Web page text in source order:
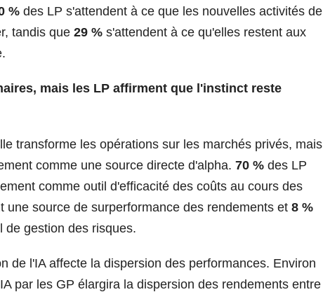
% des LP s'attendent à ce que les nouvelles activités de
tandis que 29 % s'attendent à ce qu'elles restent aux
mais les LP affirment que l'instinct reste
transforme les opérations sur les marchés privés, mais
comme une source directe d'alpha. 70 % des LP
comme outil d'efficacité des coûts au cours des
une source de surperformance des rendements et 8 %
de gestion des risques.
de l'IA affecte la dispersion des performances. Environ
par les GP élargira la dispersion des rendements entre